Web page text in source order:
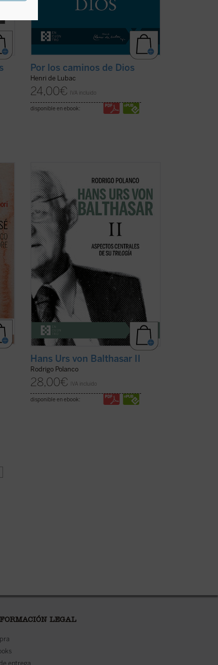
Por los caminos de Dios
Henri de Lubac
24,00€ IVA incluido
disponible en ebook:
Este segundo volumen está dedicado a
las líneas centrales de la
teológica, su obra central, escrita entre
1961 y 1987. Señalada por el propio von
Balthasar como «el plan fundamental, la
preocupación de una vida», este ...
ficha)
Hans Urs von Balthasar II
Rodrigo Polanco
28,00€ IVA incluido
disponible en ebook:
LEGAL
entrega